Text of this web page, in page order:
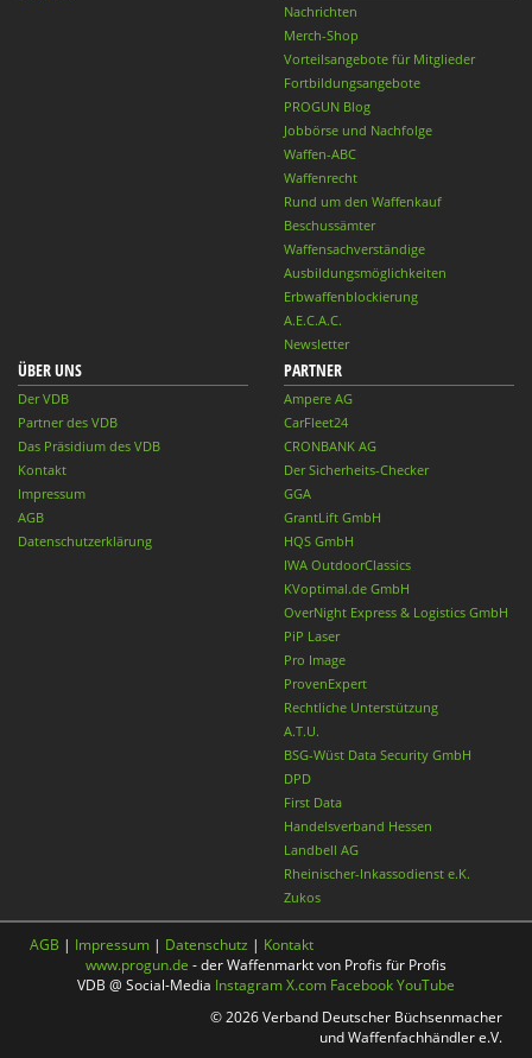
Nachrichten
Merch-Shop
Vorteilsangebote für Mitglieder
Fortbildungsangebote
PROGUN Blog
Jobbörse und Nachfolge
Waffen-ABC
Waffenrecht
Rund um den Waffenkauf
Beschussämter
Waffensachverständige
Ausbildungsmöglichkeiten
Erbwaffenblockierung
A.E.C.A.C.
Newsletter
ÜBER UNS
Der VDB
Partner des VDB
Das Präsidium des VDB
Kontakt
Impressum
AGB
Datenschutzerklärung
PARTNER
Ampere AG
CarFleet24
CRONBANK AG
Der Sicherheits-Checker
GGA
GrantLift GmbH
HQS GmbH
IWA OutdoorClassics
KVoptimal.de GmbH
OverNight Express & Logistics GmbH
PiP Laser
Pro Image
ProvenExpert
Rechtliche Unterstützung
A.T.U.
BSG-Wüst Data Security GmbH
DPD
First Data
Handelsverband Hessen
Landbell AG
Rheinischer-Inkassodienst e.K.
Zukos
AGB | Impressum | Datenschutz | Kontakt
www.progun.de - der Waffenmarkt von Profis für Profis
VDB @ Social-Media InstagramX.com FacebookYouTube
© 2026 Verband Deutscher Büchsenmacher
und Waffenfachhändler e.V.